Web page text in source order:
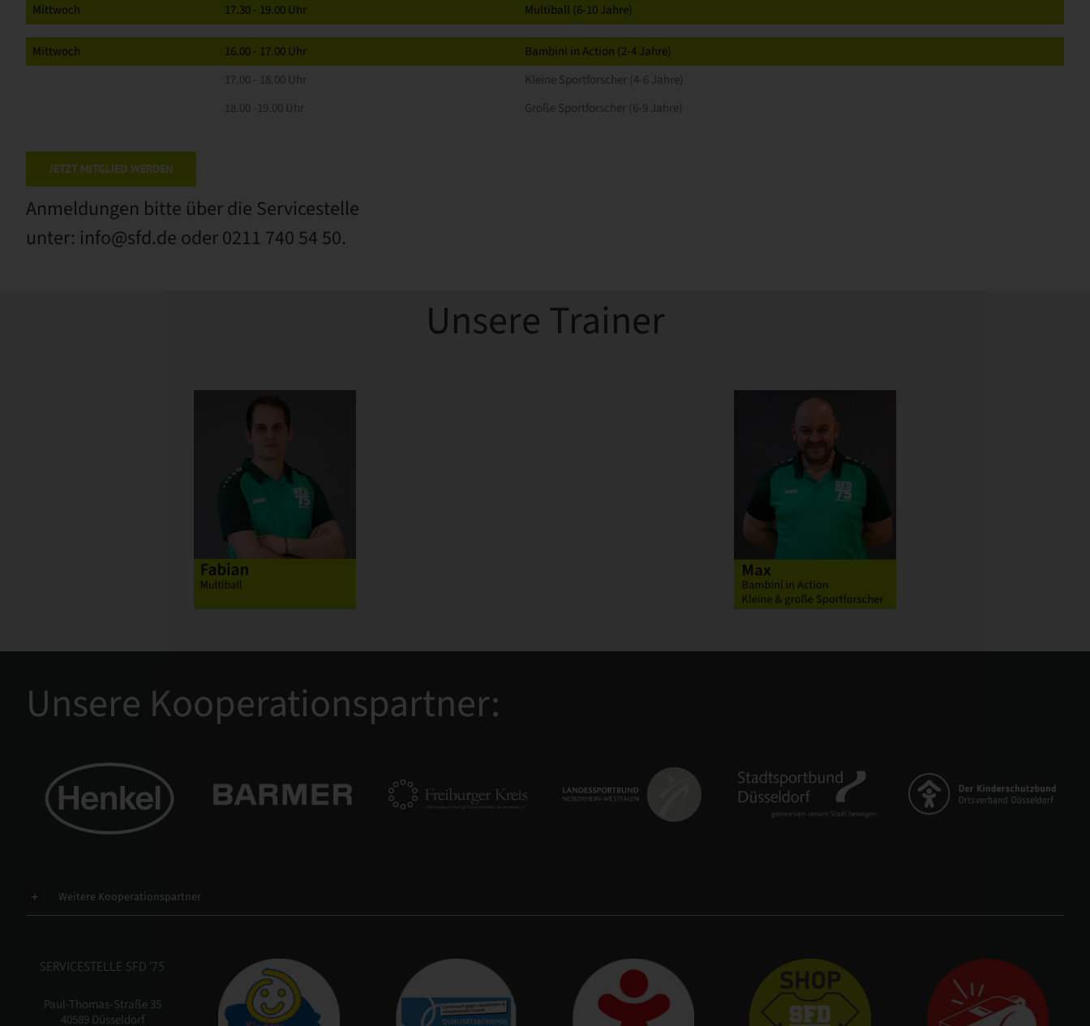
Mittwoch 17.30 - 19.00 Uhr Multiball (6-10 Jahre)
Mittwoch 16.00 - 17.00 Uhr
Bambini in Action (2-4 Jahre)
17.00 - 18.00 Uhr
Kleine Sportforscher (4-6 Jahre)
18.00 -19.00 Uhr
Große Sportforscher (6-9 Jahre)
JETZT MITGLIED WERDEN
Anmeldungen bitte über die Servicestelle
unter: info@sfd.de oder 0211 740 54 50.
Unsere Trainer
Unsere Kooperationspartner:
Weitere Kooperationspartner
SERVICESTELLE SFD ’75
Paul-Thomas-Straße 35
40589 Düsseldorf